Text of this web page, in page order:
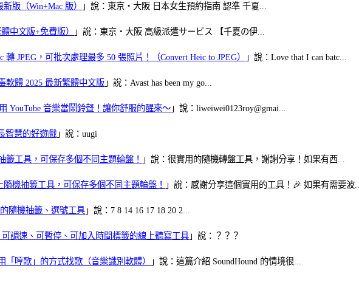
版（Win+Mac 版） 」說：東京・大阪 日本女生預約指南 認準 千夏...
中文版+免費版） 」說：東京・大阪 高級派遣サービス 【千夏の伊...
轉 JPEG，可批次處理最多 50 張照片！（Convert Heic to JPEG） 」說：Love that I can batc...
軟體 2025 最新繁體中文版 」說：Avast has been my go...
YouTube 音樂當鬧鈴聲！讓你舒服的醒來～ 」說：liweiwei0123roy@gmai...
智慧的好遊戲 」說：uugi
籤工具，可保存多個不同主題輪盤！ 」說：很實用的隨機轉盤工具，謝謝分享！如果有西...
隨機抽籤工具，可保存多個不同主題輪盤！ 」說：感謝分享這個實用的工具！🎉 如果有需要波
隨機抽籤、選號工具 」說：7 8 14 16 17 18 20 2...
可調速、可暫停、可加入時間標籤的線上聽寫工具 」說：？？？
「哼歌」的方式找歌（音樂識別軟體） 」說：這篇介紹 SoundHound 的情境很...